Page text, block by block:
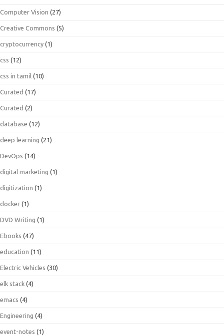
Computer Vision (27)
Creative Commons (5)
cryptocurrency (1)
css (12)
css in tamil (10)
Curated (17)
Curated (2)
database (12)
deep learning (21)
DevOps (14)
digital marketing (1)
digitization (1)
docker (1)
DVD Writing (1)
Ebooks (47)
education (11)
Electric Vehicles (30)
elk stack (4)
emacs (4)
Engineering (4)
event-notes (1)